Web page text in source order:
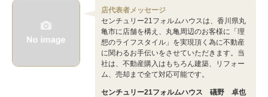
店代表者メッセージ
センチュリー21フォルムハウスは、香川県丸
亀市に店舗を構え、丸亀周辺のお客様に「理
想のライフスタイル」を実現頂く為に不動産
に関わるお手伝いをさせていただきます。当
社は、不動産購入はもちろん建築、リフォー
ム、売却まで全て対応可能です。
センチュリー21フォルムハウス 礒野 卓也